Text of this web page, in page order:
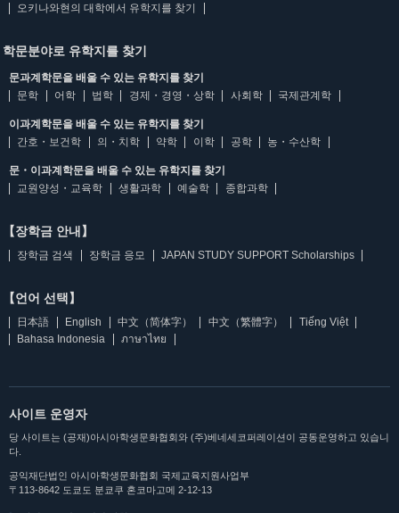
오키나와현의 대학에서 유학지를 찾기
학문분야로 유학지를 찾기
문과계학문을 배울 수 있는 유학지를 찾기
문학
어학 법학 경제・경영・상학 사회학 국제관계학
이과계학문을 배울 수 있는 유학지를 찾기
간호・보건학
의・치학 약학 이학 공학 농・수산학
문・이과계학문을 배울 수 있는 유학지를 찾기
교원양성・교육학
생활과학 예술학 종합과학
【장학금 안내】
장학금 검색 장학금 응모 JAPAN STUDY SUPPORT Scholarships
【언어 선택】
日本語 English 中文（简体字） 中文（繁體字）
Tiếng Việt
Bahasa Indonesia
ภาษาไทย
사이트 운영자
당 사이트는 (공재)아시아학생문화협회와 (주)베네세코퍼레이션이 공동운영하고 있습니
다.
공익재단법인 아시아학생문화협회 국제교육지원사업부
〒113-8642 도쿄도 분쿄쿠 혼코마고메 2-12-13